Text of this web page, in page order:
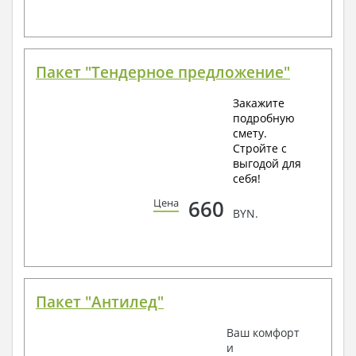
Пакет "Тендерное предложение"
Закажите
подробную
смету.
Стройте с
выгодой для
себя!
Цена 660 BYN.
Пакет "Антилед"
Ваш комфорт
и